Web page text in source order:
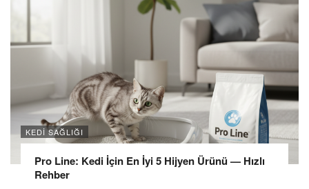
KEDI SAĞLIĞI
Pro Line: Kedi İçin En İyi 5 Hijyen Ürünü — Hızlı
Rehber